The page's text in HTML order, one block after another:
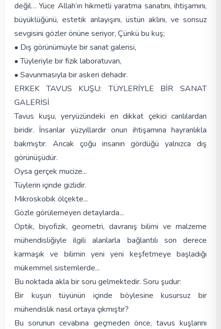
değil… Yüce Allah’ın hikmetli yaratma sanatını, ihtişamını,
büyüklüğünü, estetik anlayışını, üstün aklını, ve sonsuz
sevgisini gözler önüne seriyor, Çünkü bu kuş;
• Dış görünümüyle bir sanat galerisi,
• Tüyleriyle bir fizik laboratuvarı,
• Savunmasıyla bir askeri dehadır.
ERKEK TAVUS KUŞU: TÜYLERİYLE BİR SANAT
GALERİSİ
Tavus kuşu, yeryüzündeki en dikkat çekici canlılardan
biridir. İnsanlar yüzyıllardır onun ihtişamına hayranlıkla
bakmıştır. Ancak çoğu insanın gördüğü yalnızca dış
görünüşüdür.
Oysa gerçek mucize...
Tüylerin içinde gizlidir.
Mikroskobik ölçekte...
Gözle görülemeyen detaylarda...
Optik, biyofizik, geometri, davranış bilimi ve malzeme
mühendisliğiyle ilgili alanlarla bağlantılı son derece
karmaşık ve bilimin yeni yeni keşfetmeye başladığı
mükemmel sistemlerde...
Bu noktada akla bir soru gelmektedir. Soru şudur:
Bir kuşun tüyünün içinde böylesine kusursuz bir
mühendislik nasıl ortaya çıkmıştır?
Bu sorunun cevabına geçmeden önce, tavus kuşlarını